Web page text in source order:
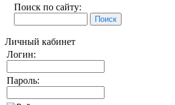
Поиск по сайту:
Личный кабинет
Логин:
Пароль: